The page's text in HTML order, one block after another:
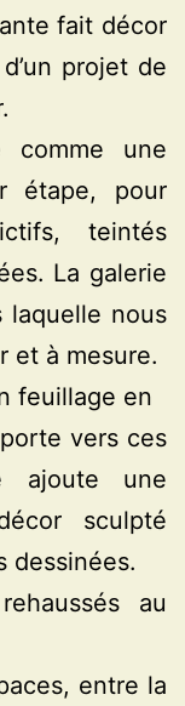
fait décor
projet de
comme une
étape, pour
teintés
La galerie
laquelle nous
et à mesure.
feuillage en
vers ces
ajoute une
sculpté
dessinées.
au
entre la